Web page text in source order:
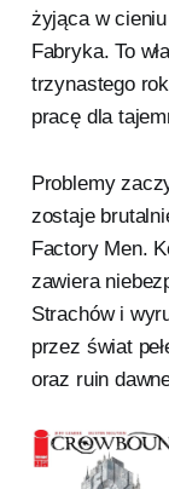
żyjąca w
Fabryka. To
trzynastego
pracę dla
Problemy
zostaje
Factory Men.
zawiera
Strachów i
przez świat
oraz ruin